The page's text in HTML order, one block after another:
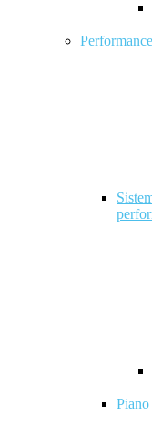
Performance